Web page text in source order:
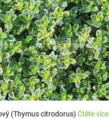
(Thymus citrodorus) Čtěte více